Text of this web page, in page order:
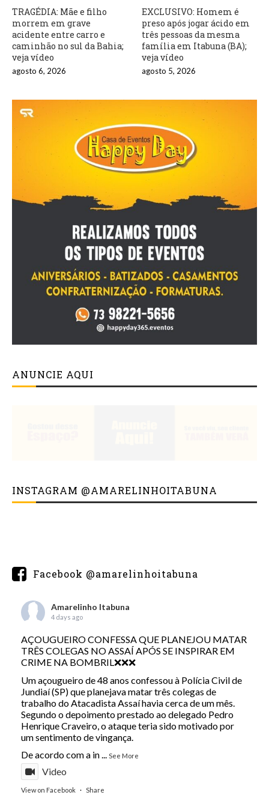
TRAGÉDIA: Mãe e filho
morrem em grave
acidente entre carro e
caminhão no sul da Bahia;
veja vídeo
agosto 6, 2026
EXCLUSIVO: Homem é
preso após jogar ácido em
três pessoas da mesma
família em Itabuna (BA);
veja vídeo
agosto 5, 2026
ANUNCIE AQUI
INSTAGRAM @AMARELINHOITABUNA
Facebook @amarelinhoitabuna
Amarelinho Itabuna
4 days ago
AÇOUGUEIRO CONFESSA QUE PLANEJOU MATAR
TRÊS COLEGAS NO ASSAÍ APÓS SE INSPIRAR EM
CRIME NA BOMBRIL❌❌❌
Um açougueiro de 48 anos confessou à Polícia Civil de
Jundiaí (SP) que planejava matar três colegas de
trabalho do Atacadista Assaí havia cerca de um mês.
Segundo o depoimento prestado ao delegado Pedro
Henrique Craveiro, o ataque teria sido motivado por
um sentimento de vingança.
De acordo com a in... See More
Video
View on Facebook · Share